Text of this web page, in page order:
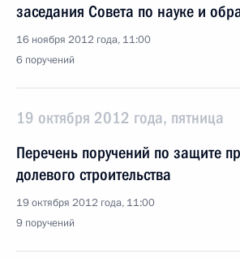
заседания Совета по науке и
16 ноября 2012 года, 11:00
6 поручений
19 октября 2012 года, пятница
Перечень поручений по защите
долевого строительства
19 октября 2012 года, 11:00
9 поручений